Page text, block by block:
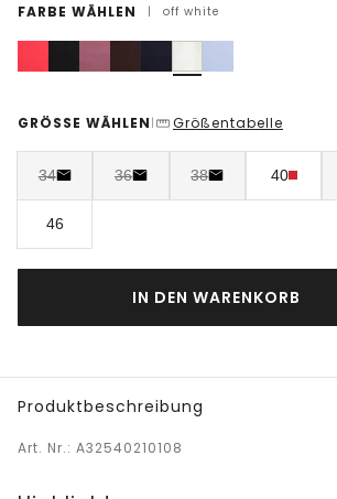
FARBE WÄHLEN | off white
GRÖSSE WÄHLEN | Größentabelle
34 36 38 40
46
IN DEN WARENKORB
Produktbeschreibung
Art. Nr.: A32540210108